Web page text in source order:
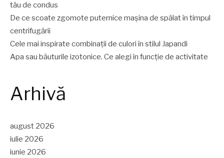
tău de condus
De ce scoate zgomote puternice mașina de spălat în timpul
centrifugării
Cele mai inspirate combinații de culori în stilul Japandi
Apa sau băuturile izotonice. Ce alegi în funcție de activitate
Arhivă
august 2026
iulie 2026
iunie 2026